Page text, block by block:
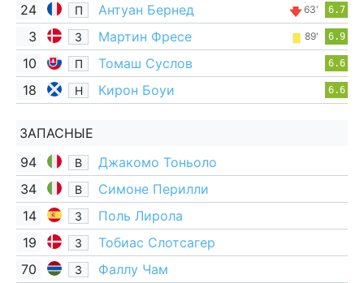
24 П Антуан Бернед 63' 6.7
3 З Мартин Фресе 89' 6.9
10 П Томаш Суслов 6.6
18 Н Кирон Боуи 6.6
ЗАПАСНЫЕ
94
В
Джакомо Тоньоло
34
В
Симоне Перилли
14
З
Поль Лирола
19
З
Тобиас Слотсагер
70
З
Фаллу Чам